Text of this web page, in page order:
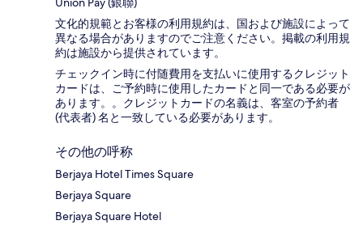
文化的規範とお客様の利用規約は、国および施設によって
異なる場合がありますのでご注意ください。掲載の利用規
約は施設から提供されています。
チェックイン時に付随費用を支払いに使用するクレジット
カードは、ご予約時に使用したカードと同一である必要が
あります。。クレジットカードの名義は、客室の予約者
(代表者) 名と一致している必要があります。
その他の呼称
Berjaya Hotel Times Square
Berjaya Square
Berjaya Square Hotel